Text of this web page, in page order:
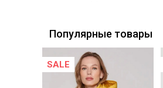
Самовывоз из пункта
Популярные товары
SALE